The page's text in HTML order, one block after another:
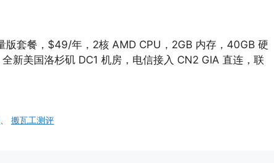
版套餐，$49/年，2核 AMD CPU，2GB 内存，40GB 硬
新美国洛杉矶 DC1 机房，电信接入 CN2 GIA 直连，联
、搬瓦工测评